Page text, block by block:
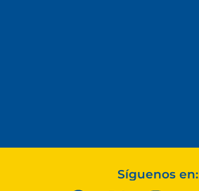
Síguenos en: